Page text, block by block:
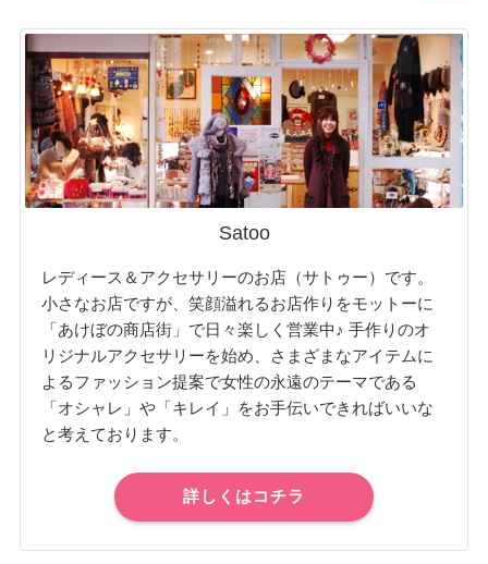
Satoo
レディース＆アクセサリーのお店（サトゥー）です。
小さなお店ですが、笑顔溢れるお店作りをモットーに
「あけぼの商店街」で日々楽しく営業中♪ 手作りのオ
リジナルアクセサリーを始め、さまざまなアイテムに
よるファッション提案で女性の永遠のテーマである
「オシャレ」や「キレイ」をお手伝いできればいいな
と考えております。
詳しくはコチラ